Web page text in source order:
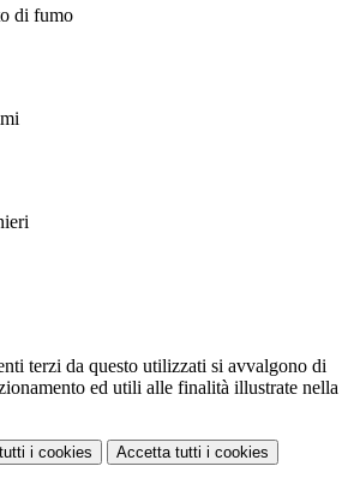
di fumo
terzi da questo utilizzati si avvalgono di
ed utili alle finalità illustrate nella
i cookies Accetta tutti i cookies